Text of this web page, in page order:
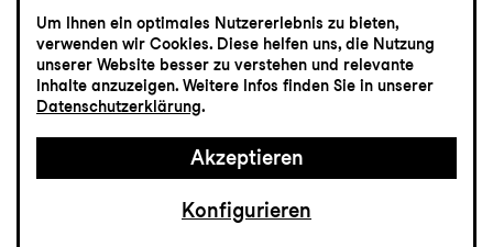
Schauspiel
8.4Donnerstag
Zum letzten Mal
Brassed Off - Mit Pauken
Um Ihnen ein optimales Nutzererlebnis zu bieten,
verwenden wir Cookies. Diese helfen uns, die Nutzung
unserer Website besser zu verstehen und relevante
Inhalte anzuzeigen. Weitere Infos finden Sie in unserer
Datenschutzerklärung.
Akzeptieren
Konfigurieren